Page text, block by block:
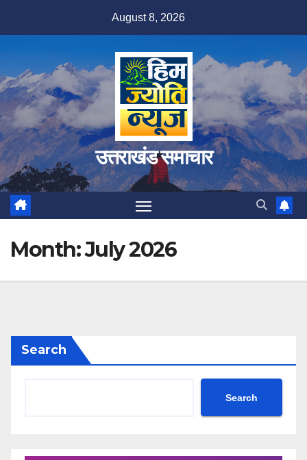
August 8, 2026
उत्तराखंड समाचार
Month:July 2026
Search
Search